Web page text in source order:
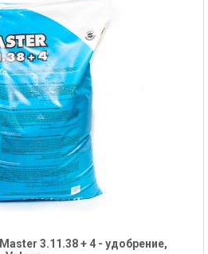
3.11.38 + 4 - удобрение,